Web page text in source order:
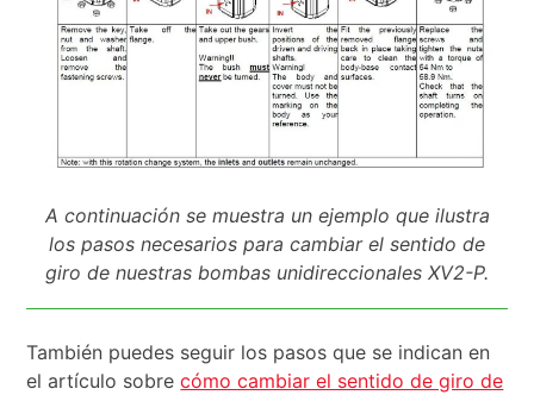
A continuación se muestra un ejemplo que ilustra
los pasos necesarios para cambiar el sentido de
giro de nuestras bombas unidireccionales XV2-P.
También puedes seguir los pasos que se indican en
el artículo sobrecómo cambiar el sentido de giro de